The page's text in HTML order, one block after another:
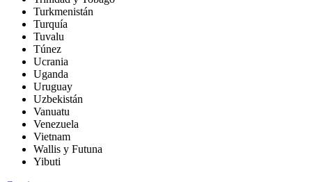
Turkmenistán
Turquía
Tuvalu
Túnez
Ucrania
Uganda
Uruguay
Uzbekistán
Vanuatu
Venezuela
Vietnam
Wallis y Futuna
Yibuti